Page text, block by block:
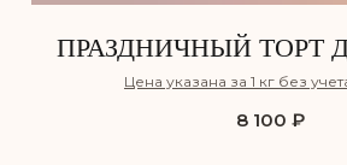
ПРАЗДНИЧНЫЙ ТОРТ
Цена указана за 1 кг без
8 100 ₽